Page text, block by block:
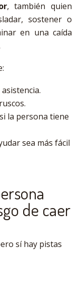
, también quien
sostener o
en una caída
la persona tiene
sea más fácil
de caer
sí hay pistas